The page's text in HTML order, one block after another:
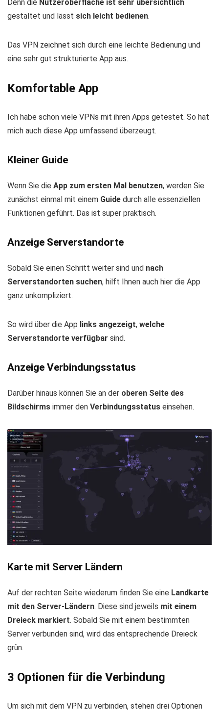
Denn die Nutzeroberfläche ist sehr übersichtlich
gestaltet und lässt sich leicht bedienen.
Das VPN zeichnet sich durch eine leichte Bedienung und
eine sehr gut strukturierte App aus.
Komfortable App
Ich habe schon viele VPNs mit ihren Apps getestet. So hat
mich auch diese App umfassend überzeugt.
Kleiner Guide
Wenn Sie die App zum ersten Mal benutzen, werden Sie
zunächst einmal mit einem Guide durch alle essenziellen
Funktionen geführt. Das ist super praktisch.
Anzeige Serverstandorte
Sobald Sie einen Schritt weiter sind und nach
Serverstandorten suchen, hilft Ihnen auch hier die App
ganz unkompliziert.
So wird über die App links angezeigt, welche
Serverstandorte verfügbar sind.
Anzeige Verbindungsstatus
Darüber hinaus können Sie an der oberen Seite des
Bildschirms immer den Verbindungsstatus einsehen.
Karte mit Server Ländern
Auf der rechten Seite wiederum finden Sie eine Landkarte
mit den Server-Ländern. Diese sind jeweils mit einem
Dreieck markiert. Sobald Sie mit einem bestimmten
Server verbunden sind, wird das entsprechende Dreieck
grün.
3 Optionen für die Verbindung
Um sich mit dem VPN zu verbinden, stehen drei Optionen